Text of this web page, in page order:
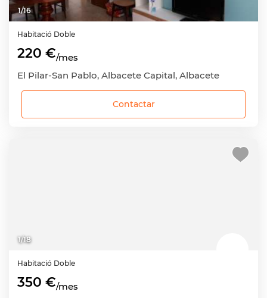
1/16
Habitació Doble
220 €/mes
El Pilar-San Pablo, Albacete Capital, Albacete
Contactar
1/18
Habitació Doble
350 €/mes